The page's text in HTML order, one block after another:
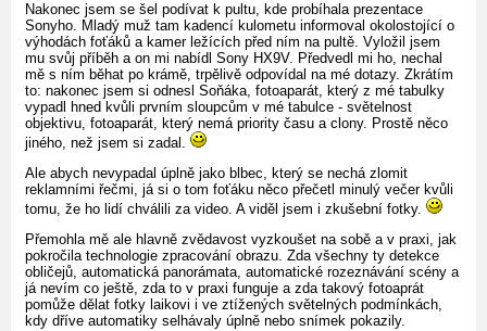
Nakonec jsem se šel podívat k pultu, kde probíhala prezentace
Sonyho. Mladý muž tam kadencí kulometu informoval okolostojící o
výhodách foťáků a kamer ležících před ním na pultě. Vyložil jsem
mu svůj příběh a on mi nabídl Sony HX9V. Předvedl mi ho, nechal
mě s ním běhat po krámě, trpělivě odpovídal na mé dotazy. Zkrátím
to: nakonec jsem si odnesl Soňáka, fotoaparát, který z mé tabulky
vypadl hned kvůli prvním sloupcům v mé tabulce - světelnost
objektivu, fotoaparát, který nemá priority času a clony. Prostě něco
jiného, než jsem si zadal.
Ale abych nevypadal úplně jako blbec, který se nechá zlomit
reklamními řečmi, já si o tom foťáku něco přečetl minulý večer kvůli
tomu, že ho lidí chválili za video. A viděl jsem i zkušební fotky.
Přemohla mě ale hlavně zvědavost vyzkoušet na sobě a v praxi, jak
pokročila technologie zpracování obrazu. Zda všechny ty detekce
obličejů, automatická panorámata, automatické rozeznávání scény a
já nevím co ještě, zda to v praxi funguje a zda takový fotoaprát
pomůže dělat fotky laikovi i ve ztížených světelných podmínkách,
kdy dříve automatiky selhávaly úplně nebo snímek pokazily.